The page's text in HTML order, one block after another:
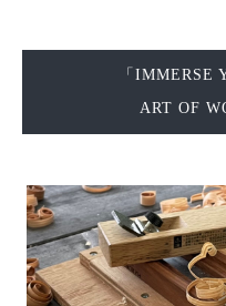
「IMMERSE
ART OF